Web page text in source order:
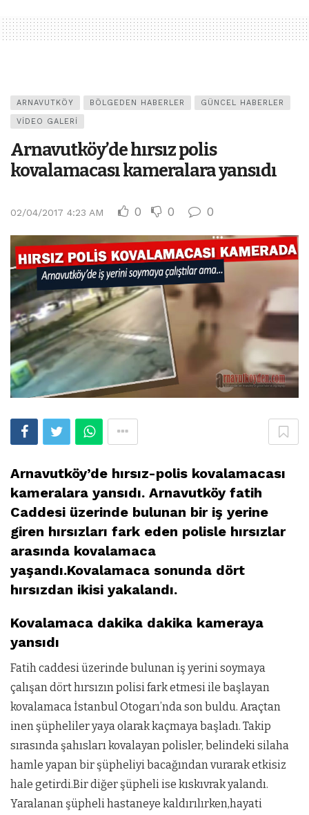
ARNAVUTKÖY BÖLGEDEN HABERLER GÜNCEL HABERLER
VIDEO GALERI
Arnavutköy’de hırsız polis
kovalamacası kameralara yansıdı
02/04/2017 4:23 AM 0 0 0
Arnavutköy’de hırsız-polis kovalamacası
kameralara yansıdı. Arnavutköy fatih
Caddesi üzerinde bulunan bir iş yerine
giren hırsızları fark eden polisle hırsızlar
arasında kovalamaca
yaşandı.Kovalamaca sonunda dört
hırsızdan ikisi yakalandı.
Kovalamaca dakika dakika kameraya
yansıdı
Fatih caddesi üzerinde bulunan iş yerini soymaya
çalışan dört hırsızın polisi fark etmesi ile başlayan
kovalamaca İstanbul Otogarı’nda son buldu. Araçtan
inen şüpheliler yaya olarak kaçmaya başladı. Takip
sırasında şahısları kovalayan polisler, belindeki silaha
hamle yapan bir şüpheliyi bacağından vurarak etkisiz
hale getirdi.Bir diğer şüpheli ise kıskıvrak yalandı.
Yaralanan şüpheli hastaneye kaldırılırken,hayati